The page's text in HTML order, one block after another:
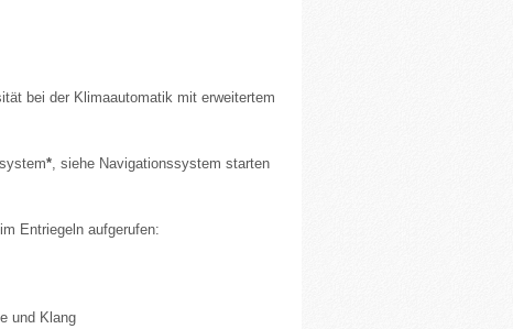
bei der Klimaautomatik mit erweitertem
*, siehe Navigationssystem starten
Entriegeln aufgerufen:
und Klang